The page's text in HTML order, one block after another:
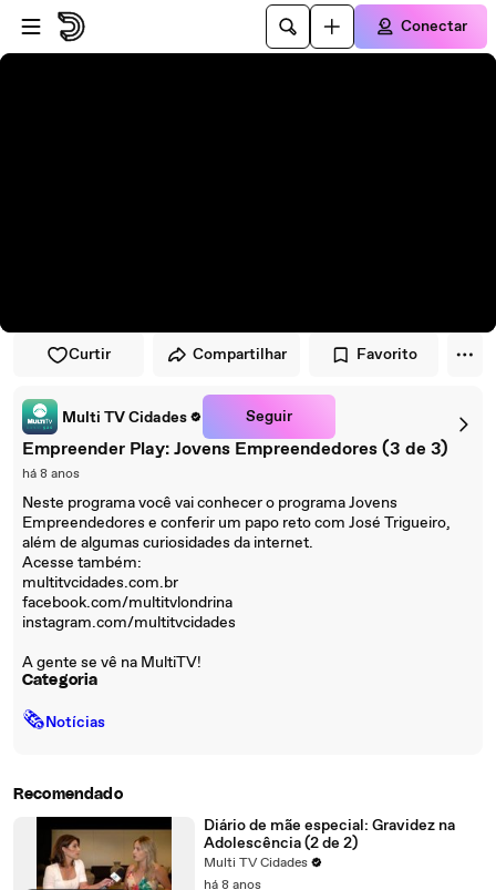
Pular para o player
Ir para o conteúdo principal
Conectar
Curtir Compartilhar Favorito
Multi TV Cidades Seguir
Empreender Play: Jovens Empreendedores (3 de 3)
há 8 anos
Neste programa você vai conhecer o programa Jovens
Empreendedores e conferir um papo reto com José Trigueiro,
além de algumas curiosidades da internet.
Acesse também:
multitvcidades.com.br
facebook.com/multitvlondrina
instagram.com/multitvcidades
A gente se vê na MultiTV!
Categoria
🗞Notícias
Recomendado
Diário de mãe especial: Gravidez na
Adolescência (2 de 2)
Multi TV Cidades
há 8 anos